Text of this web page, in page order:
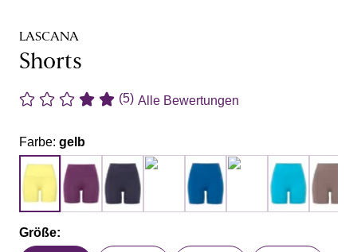
LASCANA
Shorts
(5) Alle Bewertungen
Farbe: gelb
Größe: